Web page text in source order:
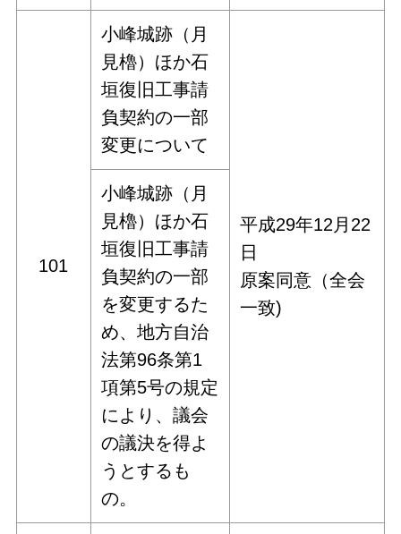
101
小峰城跡（月
見櫓）ほか石
垣復旧工事請
負契約の一部
変更について
平成29年12月22
日
原案同意（全会
一致)
小峰城跡（月
見櫓）ほか石
垣復旧工事請
負契約の一部
を変更するた
め、地方自治
法第96条第1
項第5号の規定
により、議会
の議決を得よ
うとするも
の。